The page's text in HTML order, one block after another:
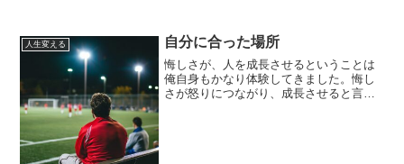
人生変える 自分に合った場所
悔しさが、人を成長させるということは
俺自身もかなり体験してきました。悔し
さが怒りにつながり、成長させると言っ